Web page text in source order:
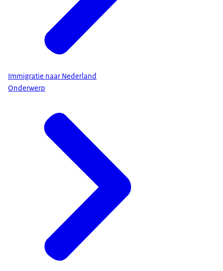
Immigratie naar Nederland
Onderwerp